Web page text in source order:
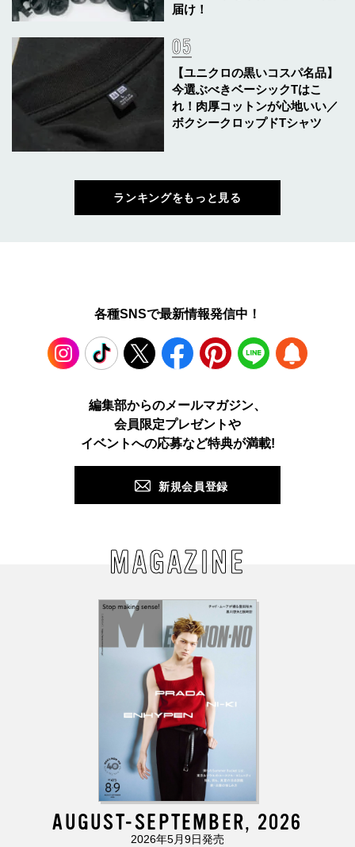
届け！
【ユニクロの黒いコスパ名品】
今選ぶべきベーシックTはこ
れ！肉厚コットンが心地いい／
ボクシークロップドTシャツ
ランキングをもっと見る
各種SNSで最新情報発信中！
TikTok Facebook Pinterest LINE
編集部からのメールマガジン、
会員限定プレゼントや
イベントへの応募など特典が満載!
新規会員登録
MAGAZINE
AUGUST-SEPTEMBER, 2026
2026年5月9日発売